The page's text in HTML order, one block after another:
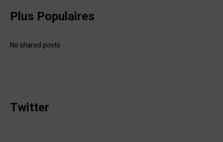
Plus Populaires
No shared posts
Twitter